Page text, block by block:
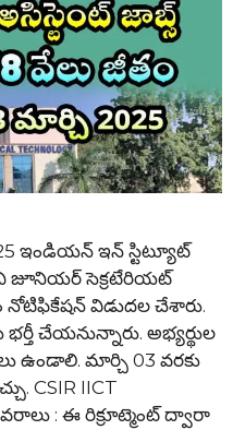
ఇండియన్ ఇన్ స్టిట్యూట్
జూనియర్ సెక్రటేరియట్
విడుదల చేశారు.
చేయనున్నారు. అభ్యర్థుల
ఉండాలి. మార్చి 03 వరకు
CSIR IICT
: ఈ రిక్రూట్మెంట్ ద్వారా